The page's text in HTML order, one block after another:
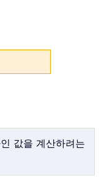
값을 계산하려는